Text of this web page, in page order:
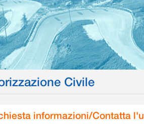
Civile
informazioni/Contatta